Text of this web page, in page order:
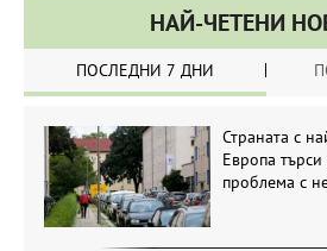
НАЙ-ЧЕТЕНИ
ПОСЛЕДНИ 7 ДНИ
Страната с
Европа
проблема с